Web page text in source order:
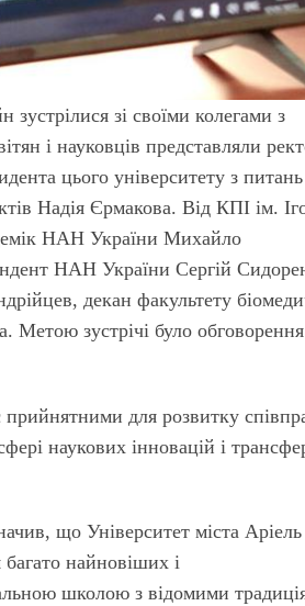
зі своїми колегами з
і науковців представляли
цього університету з питань
Надія Єрмакова. Від КПІ ім.
НАН України Михайло
НАН України Сергій
декан факультету
Метою зустрічі було обговорення
для розвитку
наукових інновацій і
що Університет міста Аріель
найновіших і
школою з відомими